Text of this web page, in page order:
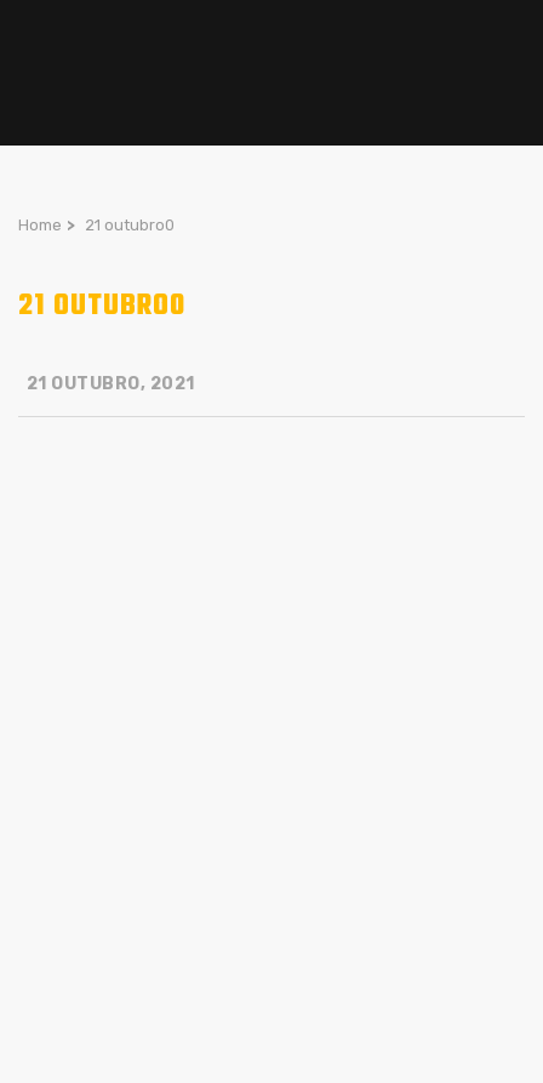
Home > 21 outubro0
21 OUTUBRO0
21 OUTUBRO, 2021